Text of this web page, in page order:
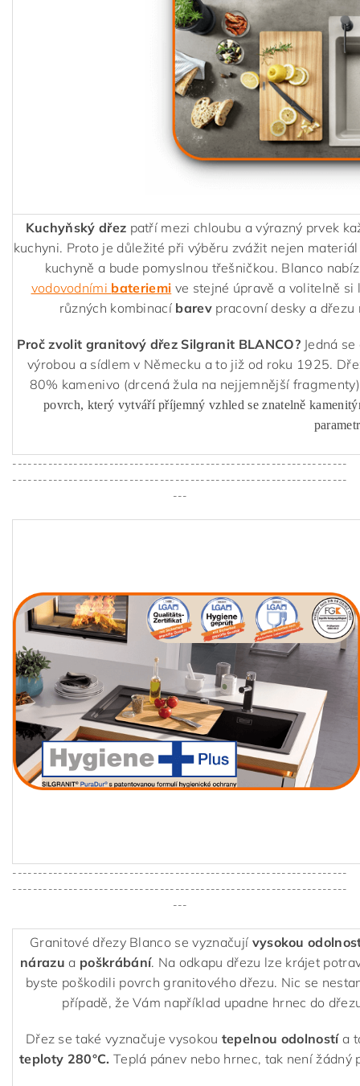
Kuchyňský dřez patří mezi chloubu a výrazný prvek
kuchyni. Proto je důležité při výběru zvážit nejen
kuchyně a bude pomyslnou třešničkou. Blanco
vodovodními bateriemi ve stejné úpravě a volitelně
různých kombinací barev pracovní desky a dřezu
Proč zvolit granitový dřez Silgranit BLANCO? Jedná
výrobou a sídlem v Německu a to již od roku 1925.
80% kamenivo (drcená žula na nejjemnější
povrch, který vytváří příjemný vzhled se znatelně
------------------------------------------------------------------
------------------------------------------------------------------
---
------------------------------------------------------------------
------------------------------------------------------------------
---
Granitové dřezy Blanco se vyznačují vysokou
nárazu a poškrábání. Na odkapu dřezu lze krájet
byste poškodili povrch granitového dřezu. Nic se
případě, že Vám například upadne hrnec do
Dřez se také vyznačuje vysokou tepelnou odolnostía
teploty 280°C. Teplá pánev nebo hrnec, tak není žádný